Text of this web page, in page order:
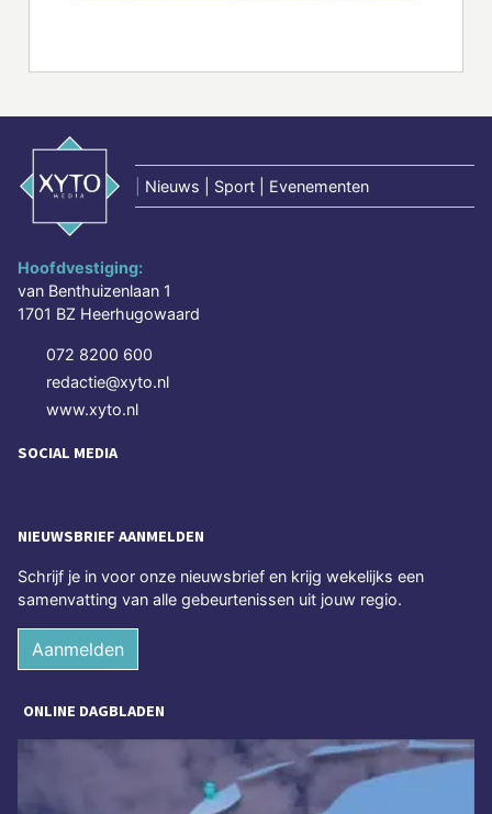
Nieuws | Sport | Evenementen
Hoofdvestiging:
van Benthuizenlaan 1
1701 BZ Heerhugowaard
072 8200 600
redactie@xyto.nl
www.xyto.nl
SOCIAL MEDIA
NIEUWSBRIEF AANMELDEN
Schrijf je in voor onze nieuwsbrief en krijg wekelijks een
samenvatting van alle gebeurtenissen uit jouw regio.
Aanmelden
ONLINE DAGBLADEN